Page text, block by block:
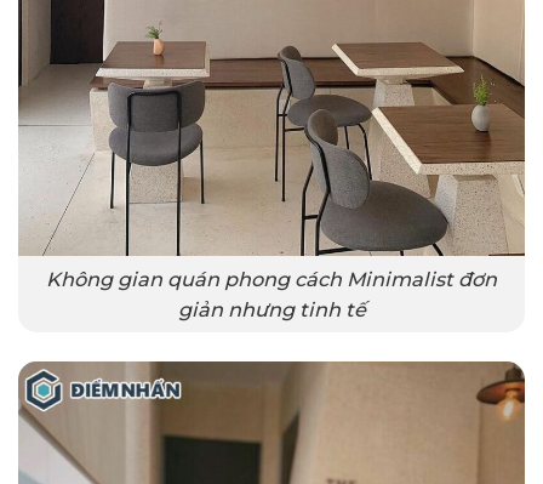
Không gian quán phong cách Minimalist đơn
giản nhưng tinh tế